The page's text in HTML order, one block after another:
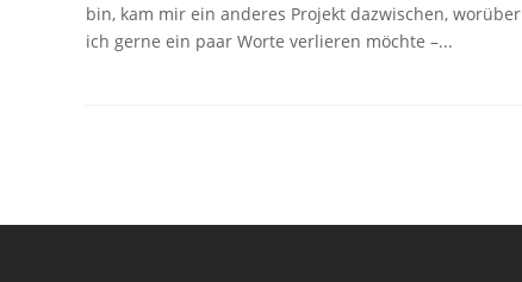
bin, kam mir ein anderes Projekt dazwischen, worüber
ich gerne ein paar Worte verlieren möchte –...